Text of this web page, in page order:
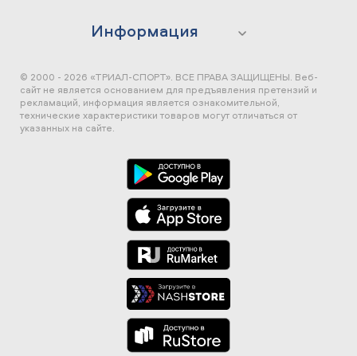
Информация
© 2000 - 2026 «ТРИАЛ-СПОРТ». ВСЕ ПРАВА ЗАЩИЩЕНЫ. Веб-
сайт не является основанием для предъявления претензий и
рекламаций, информация является ознакомительной,
технические характеристики товаров могут отличаться от
указанных на сайте.